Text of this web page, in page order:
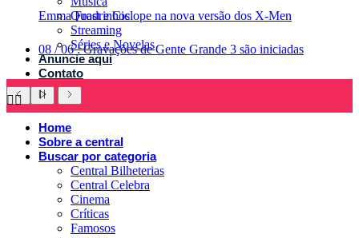
Emma Frost e Ciclope na nova versão dos X-Men
08 / 06 : Gravações de Gente Grande 3 são iniciadas
Quadrinhos
Streaming
Séries e Novelas
Anuncie aqui
Contato
Home
Sobre a central
Buscar por categoria
Central Bilheterias
Central Celebra
Cinema
Críticas
Famosos